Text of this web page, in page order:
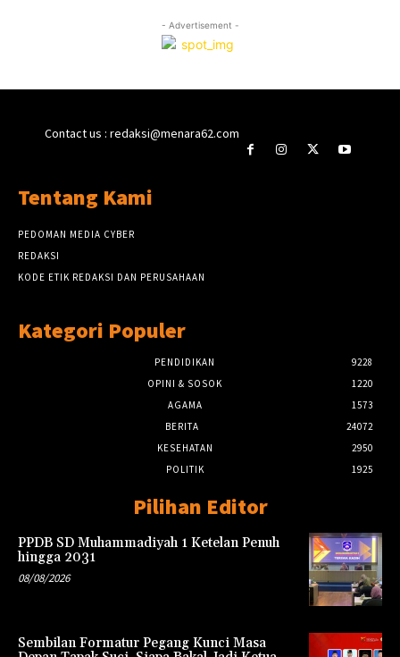
- Advertisement -
Contact us : redaksi@menara62.com
Tentang Kami
PEDOMAN MEDIA CYBER
REDAKSI
KODE ETIK REDAKSI DAN PERUSAHAAN
Kategori Populer
PENDIDIKAN
9228
OPINI & SOSOK
1220
AGAMA
1573
BERITA
24072
KESEHATAN
2950
POLITIK
1925
Pilihan Editor
PPDB SD Muhammadiyah 1 Ketelan Penuh
hingga 2031
08/08/2026
Sembilan Formatur Pegang Kunci Masa